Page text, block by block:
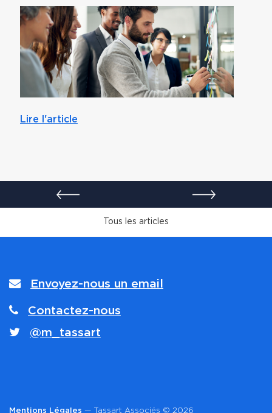
Lire l'article
Envoyez-nous un email
Contactez-nous
@m_tassart
Mentions Légales — Tassart Associés © 2026